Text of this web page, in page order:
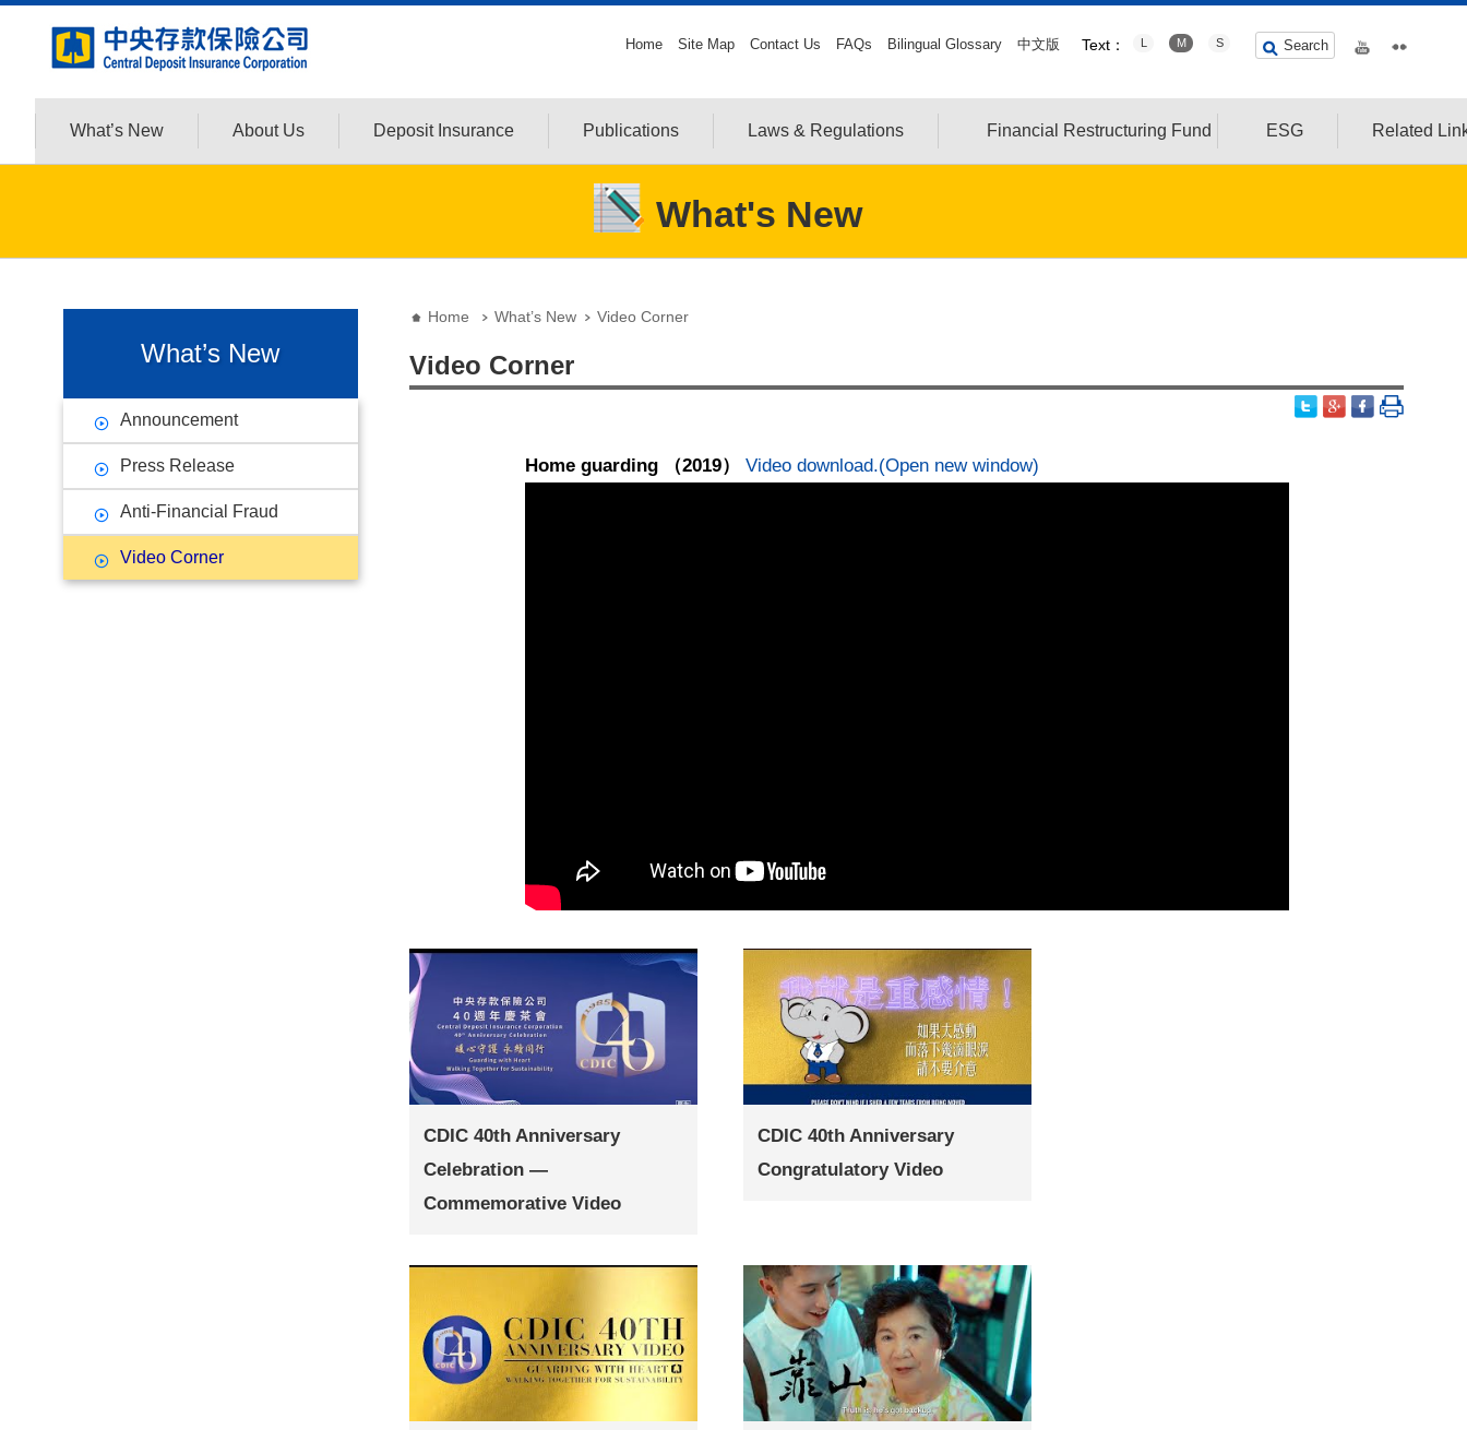
Home Site Map Contact Us FAQs Bilingual Glossary 中文版 Text： L M S Search
What’s New About Us Deposit Insurance Publications Laws & Regulations Financial Restructuring Fund ESG Related
What's New
What’s New
Announcement
Press Release
Anti-Financial Fraud
Video Corner
Home What’s New Video Corner
Video Corner
Home guarding （2019） Video download.(Open new window)
CDIC 40th Anniversary
Celebration —
Commemorative Video
CDIC 40th Anniversary
Congratulatory Video